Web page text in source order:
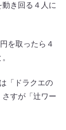
き回る４人に
を取ったら４
「ドラクエの
すが「辻ワー